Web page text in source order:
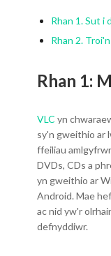
Rhan 1. Sut i
Rhan 2.
Rhan 1:
VLC yn
sy'n gweithio ar
ffeiliau
DVDs, CDs a
yn gweithio ar
Android. Mae
ac nid yw'r
defnyddiwr.